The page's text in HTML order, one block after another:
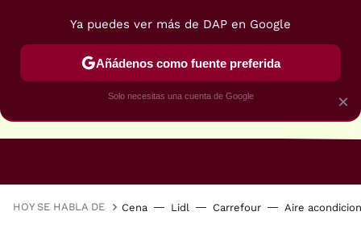
HOY SE HABLA DE Cena Lidl Carrefour Aire
×
Ya puedes ver más de DAP en Google
Añádenos como fuente preferida
Solo necesitas una cuenta de Google